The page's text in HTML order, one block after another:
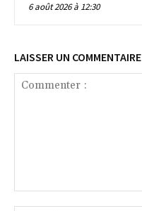
6 août 2026 à 12:30
LAISSER UN COMMENTAIRE